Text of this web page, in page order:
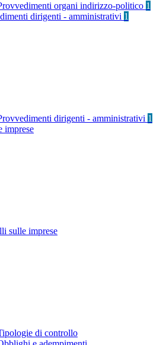
organi indirizzo-politico 1
dirigenti - amministrativi 1
dirigenti - amministrativi 1
imprese
sulle imprese
di controllo